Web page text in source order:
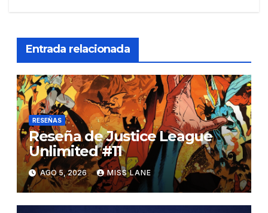
Entrada relacionada
RESEÑAS
Reseña de Justice League
Unlimited #11
AGO 5, 2026 MISS LANE